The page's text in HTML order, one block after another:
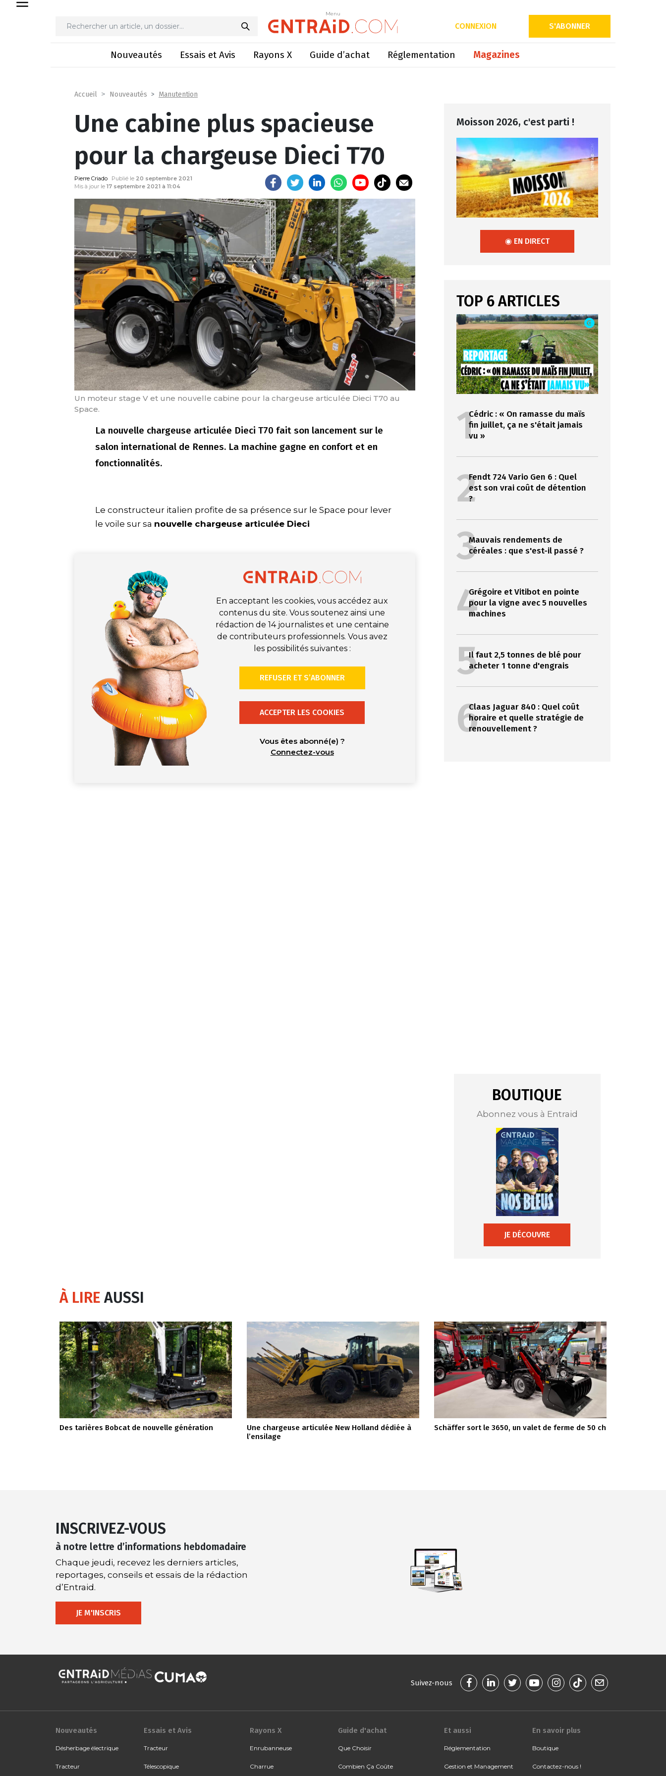
Menu
CONNEXION S'ABONNER
Nouveautés Essais et Avis Rayons X Guide d’achat Réglementation Magazines
Menu
Une cabine plus spacieuse pour la chargeuse Dieci T70
Accueil Nouveautés Manutention
Une cabine plus spacieuse
pour la chargeuse Dieci T70
Pierre Criado Publié le 20 septembre 2021
Mis à jour le 17 septembre 2021 à 11:04
Un moteur stage V et une nouvelle cabine pour la chargeuse articulée Dieci T70 au
Space.
La nouvelle chargeuse articulée Dieci T70 fait son lancement sur le
salon international de Rennes. La machine gagne en confort et en
fonctionnalités.
Le constructeur italien profite de sa présence sur le Space pour lever
le voile sur sa nouvelle chargeuse articulée Dieci
En acceptant les cookies, vous accédez aux
contenus du site. Vous soutenez ainsi une
rédaction de 14 journalistes et une centaine
de contributeurs professionnels. Vous avez
les possibilités suivantes :
REFUSER ET S’ABONNER
ACCEPTER LES COOKIES
Vous êtes abonné(e) ?
Connectez-vous
Moisson 2026, c'est parti !
◉ EN DIRECT
TOP 6 ARTICLES
1Cédric : « On ramasse du maïs
fin juillet, ça ne s'était jamais
vu »
2Fendt 724 Vario Gen 6 : Quel
est son vrai coût de détention
?
3Mauvais rendements de
céréales : que s'est-il passé ?
4Grégoire et Vitibot en pointe
pour la vigne avec 5 nouvelles
machines
5Il faut 2,5 tonnes de blé pour
acheter 1 tonne d'engrais
6Claas Jaguar 840 : Quel coût
horaire et quelle stratégie de
renouvellement ?
BOUTIQUE
Abonnez vous à Entraid
JE DÉCOUVRE
À LIREAUSSI
Des tarières Bobcat de nouvelle génération
Une chargeuse articulée New Holland dédiée à
l’ensilage
Schäffer sort le 3650, un valet de ferme de 50 ch
INSCRIVEZ-VOUS
à notre lettre d’informations hebdomadaire
Chaque jeudi, recevez les derniers articles,
reportages, conseils et essais de la rédaction
d’Entraid.
JE M'INSCRIS
Suivez-nous
Nouveautés
Désherbage électrique
Tracteur
Essais et Avis
Tracteur
Télescopique
Rayons X
Enrubanneuse
Charrue
Guide d'achat
Que Choisir
Combien Ça Coûte
Et aussi
Réglementation
Gestion et Management
En savoir plus
Boutique
Contactez-nous !